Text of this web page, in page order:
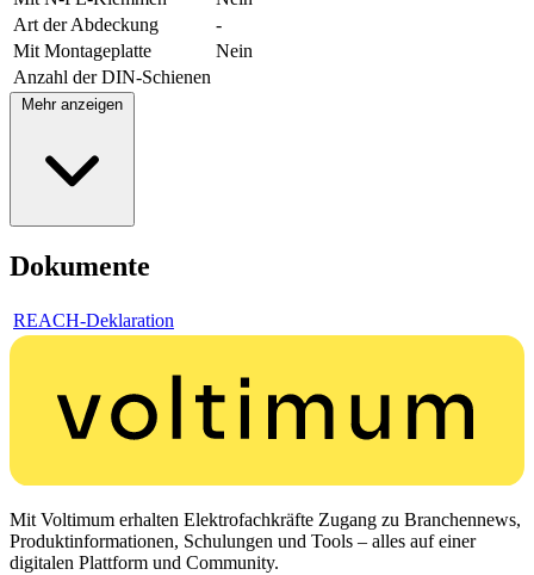
Art der Abdeckung
-
Mit Montageplatte
Nein
Anzahl der DIN-Schienen
Mehr anzeigen
Dokumente
REACH-Deklaration
Mit Voltimum erhalten Elektrofachkräfte Zugang zu Branchennews,
Produktinformationen, Schulungen und Tools – alles auf einer
digitalen Plattform und Community.